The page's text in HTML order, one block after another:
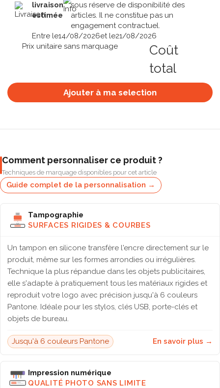
livraison
estimée
sous réserve de disponibilité des
articles. Il ne constitue pas un
engagement contractuel.
Entre le14/08/2026et le21/08/2026
Prix unitaire sans marquage
Coût
total
Ajouter à ma selection
Comment personnaliser ce produit ?
Techniques de marquage disponibles pour cet article
Guide complet de la personnalisation →
Tampographie
SURFACES RIGIDES & COURBES
Un tampon en silicone transfère l'encre directement sur le
produit, même sur les formes arrondies ou irrégulières.
Technique la plus répandue dans les objets publicitaires,
elle s'adapte à pratiquement tous les matériaux rigides et
reproduit votre logo avec précision jusqu'à 6 couleurs
Pantone. Idéale pour les stylos, clés USB, porte-clés et
objets de bureau.
Jusqu'à 6 couleurs Pantone En savoir plus →
Impression numérique
QUALITÉ PHOTO SANS LIMITE